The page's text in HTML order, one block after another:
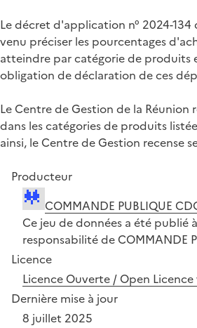
Le décret d'application n° 2024-134
venu préciser les pourcentages
atteindre par catégorie de produits
obligation de déclaration de ces
Le Centre de Gestion de la Réunion
dans les catégories de produits
ainsi, le Centre de Gestion recense
Producteur
COMMANDE PUBLIQUE
Ce jeu de données a été publié
responsabilité de COMMANDE
Licence
Licence Ouverte / Open Licence
Dernière mise à jour
8 juillet 2025